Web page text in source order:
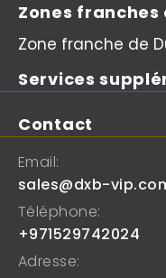
Zones franches
Zone franche de
Services
Contact
Email:
sales@dxb-
Téléphone:
+971529742024
Adresse: